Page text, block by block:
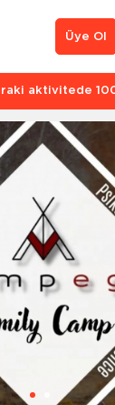
Üye Ol
aktivitede